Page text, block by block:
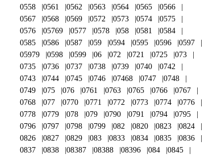
0558
0561 0562 0563 0564 0565
0566
0567
0568 0569 0572 0573 0574
0575
0576
05769 0577 0578 058 0581
0584
0585
0586 0587 059 0594 0595 0596
0597
05979
0598 0599 06 072 0721 0725
073
0735
0736 0737 0738 0739 0740
0742
0743
0744 0745 0746 07468 0747
0748
0749
075 076 0761 0763 0765 0766
0767
0768
077 0770 0771 0772 0773 0774
0776
0778
0779 078 079 0790 0791 0794
0795
0796
0797 0798 0799 082 0820 0823
0824
0826
0827 0829 083 0833 0834 0835
0836
0837
0838 08387 08388 08396 084
0845